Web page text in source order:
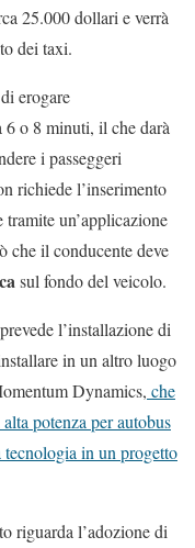
25.000 dollari e verrà
dei taxi.
erogare
6 o 8 minuti, il che darà
i passeggeri
richiede l’inserimento
un’applicazione
che il conducente deve
sul fondo del veicolo.
l’installazione di
in un altro luogo
Dynamics, che
potenza per autobus
in un progetto
riguarda l’adozione di